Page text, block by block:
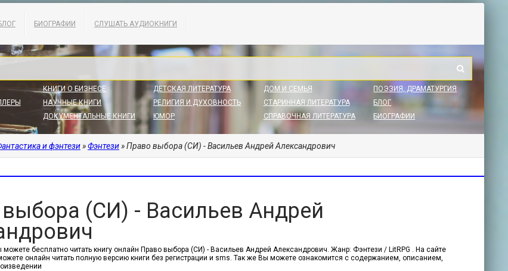
БИОГРАФИИ СЛУШАТЬ АУДИОКНИГИ
КНИГИ О БИЗНЕСЕ
НАУЧНЫЕ КНИГИ
ДОКУМЕНТАЛЬНЫЕ КНИГИ
ДЕТСКАЯ ЛИТЕРАТУРА
РЕЛИГИЯ И ДУХОВНОСТЬ
ЮМОР
ДОМ И СЕМЬЯ
СТАРИННАЯ ЛИТЕРАТУРА
СПРАВОЧНАЯ ЛИТЕРАТУРА
ПОЭЗИЯ, ДРАМАТУРГИЯ
БЛОГ
БИОГРАФИИ
и фэнтези»Фэнтези» Право выбора (СИ) - Васильев Андрей Александрович
(СИ) - Васильев Андрей
можете бесплатно читать книгу онлайн Право выбора (СИ) - Васильев Андрей Александрович. Жанр: Фэнтези / LitRPG . На сайте
онлайн читать полную версию книги без регистрации и sms. Так же Вы можете ознакомится с содержанием, описанием,